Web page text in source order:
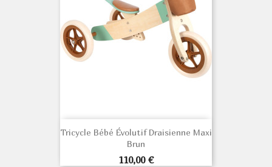
Tricycle Bébé Évolutif Draisienne Maxi
Brun
Prix
110,00 €